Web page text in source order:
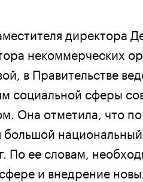
директора
некоммерческих
в Правительстве
социальной сферы
Она отметила, что
большой
По ее словам,
и внедрение